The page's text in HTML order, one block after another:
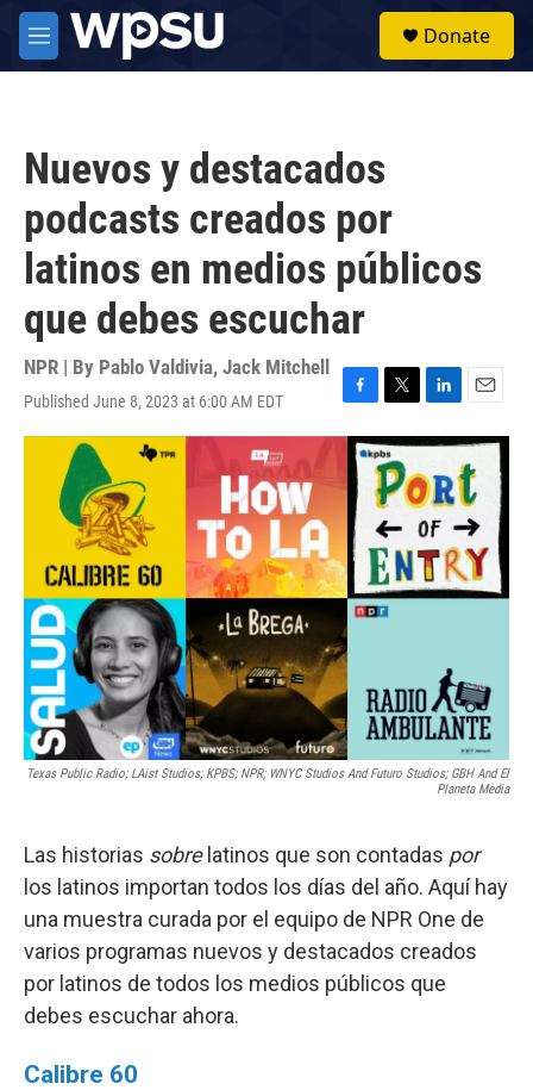
Skip to main content
M
e
Donate
Nuevos y destacados
podcasts creados por
latinos en medios públicos
que debes escuchar
NPR | By Pablo Valdivia, Jack Mitchell
Published June 8, 2023 at 6:00 AM EDT
F
a
b
k
T
w
i
t
t
e
r
L
i
n
k
e
d
I
n
E
m
a
i
l
Texas Public Radio; LAist Studios; KPBS; NPR; WNYC Studios And Futuro Studios; GBH And El
Planeta Media
Las historias sobrelatinos que son contadas por
los latinos importan todos los días del año. Aquí hay
una muestra curada por el equipo de NPR One de
varios programas nuevos y destacados creados
por latinos de todos los medios públicos que
debes escuchar ahora.
Calibre 60